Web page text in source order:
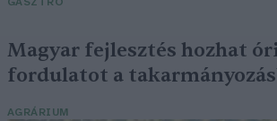
GASZTRO
Magyar fejlesztés hozhat
fordulatot a
AGRÁRIUM